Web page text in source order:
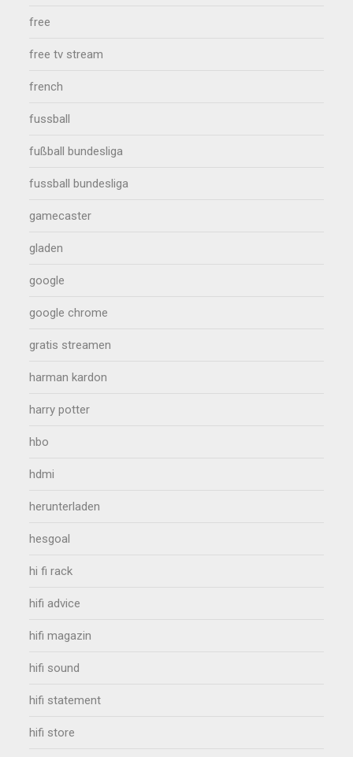
free
free tv stream
french
fussball
fußball bundesliga
fussball bundesliga
gamecaster
gladen
google
google chrome
gratis streamen
harman kardon
harry potter
hbo
hdmi
herunterladen
hesgoal
hi fi rack
hifi advice
hifi magazin
hifi sound
hifi statement
hifi store